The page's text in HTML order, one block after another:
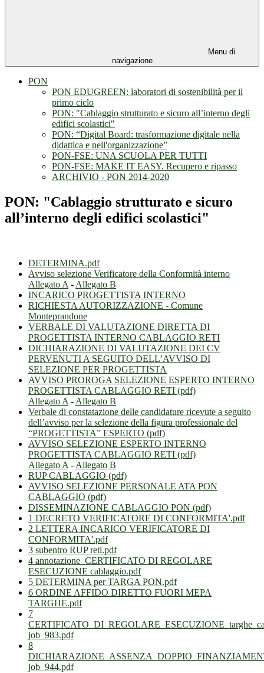
Menu di
navigazione
PON
PON EDUGREEN: laboratori di sostenibilità per il
primo ciclo
PON: "Cablaggio strutturato e sicuro all’interno degli
edifici scolastici"
PON: “Digital Board: trasformazione digitale nella
didattica e nell'organizzazione”
PON-FSE: UNA SCUOLA PER TUTTI
PON-FSE: MAKE IT EASY. Recupero e ripasso
ARCHIVIO - PON 2014-2020
PON: "Cablaggio strutturato e sicuro
all’interno degli edifici scolastici"
DETERMINA.pdf
Avviso selezione Verificatore della Conformità interno
Allegato A - Allegato B
INCARICO PROGETTISTA INTERNO
RICHIESTA AUTORIZZAZIONE - Comune
Monteprandone
VERBALE DI VALUTAZIONE DIRETTA DI
PROGETTISTA INTERNO CABLAGGIO RETI
DICHIARAZIONE DI VALUTAZIONE DEI CV
PERVENUTI A SEGUITO DELL’AVVISO DI
SELEZIONE PER PROGETTISTA
AVVISO PROROGA SELEZIONE ESPERTO INTERNO
PROGETTISTA CABLAGGIO RETI (pdf)
Allegato A - Allegato B
Verbale di constatazione delle candidature ricevute a seguito
dell’avviso per la selezione della figura professionale del
“PROGETTISTA” ESPERTO (pdf)
AVVISO SELEZIONE ESPERTO INTERNO
PROGETTISTA CABLAGGIO RETI (pdf)
Allegato A - Allegato B
RUP CABLAGGIO (pdf)
AVVISO SELEZIONE PERSONALE ATA PON
CABLAGGIO (pdf)
DISSEMINAZIONE CABLAGGIO PON (pdf)
1 DECRETO VERIFICATORE DI CONFORMITA'.pdf
2 LETTERA INCARICO VERIFICATORE DI
CONFORMITA'.pdf
3 subentro RUP reti.pdf
4 annotazione_CERTIFICATO DI REGOLARE
ESECUZIONE cablaggio.pdf
5 DETERMINA per TARGA PON.pdf
6 ORDINE AFFIDO DIRETTO FUORI MEPA
TARGHE.pdf
7
job_983.pdf
8
job_944.pdf